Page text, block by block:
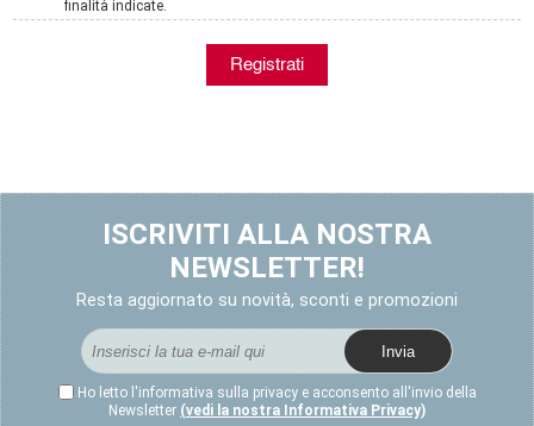
finalità indicate.
ISCRIVITI ALLA NOSTRA
NEWSLETTER!
Resta aggiornato su novità, sconti e promozioni
Ho letto l'informativa sulla privacy e acconsento all'invio della
Newsletter (vedi la nostra Informativa Privacy)